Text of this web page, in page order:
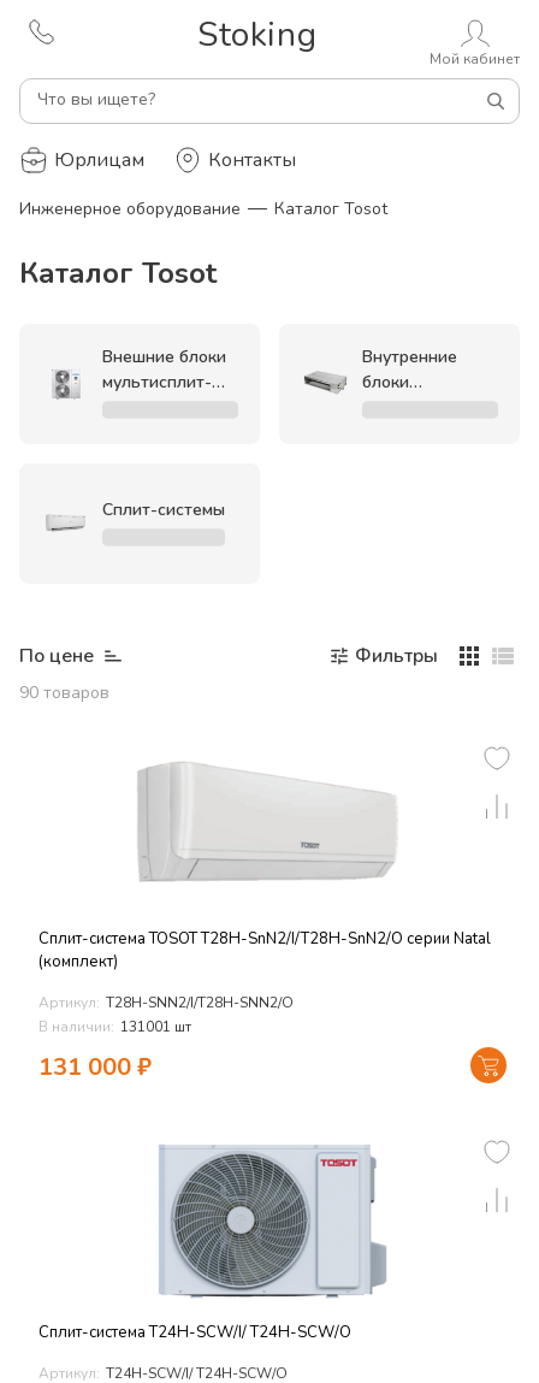
Stoking
Что вы ищете?
Мой кабинет
Юрлицам Контакты
Инженерное оборудование — Каталог Tosot
Каталог Tosot
Внешние блоки
мультисплит-
Внутренние
блоки
Сплит-системы
По цене
90 товаров
Фильтры
Сплит-система TOSOT T28H-SnN2/I/T28H-SnN2/O серии Natal
(комплект)
Артикул: T28H-SNN2/I/T28H-SNN2/O
В наличии: 131001 шт
131 000₽
Сплит-система T24H-SCW/I/ T24H-SCW/O
Артикул: T24H-SCW/I/ T24H-SCW/O